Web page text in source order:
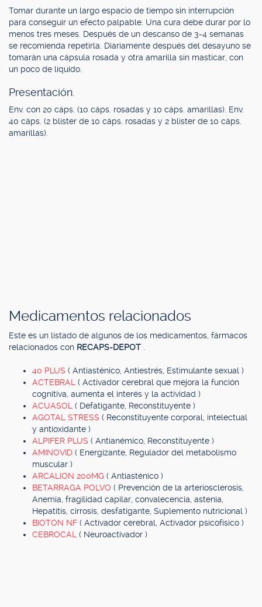
Tomar durante un largo espacio de tiempo sin interrupción
para conseguir un efecto palpable. Una cura debe durar por lo
menos tres meses. Después de un descanso de 3-4 semanas
se recomienda repetirla. Diariamente después del desayuno se
tomarán una cápsula rosada y otra amarilla sin masticar, con
un poco de líquido.
Presentación.
Env. con 20 cáps. (10 cáps. rosadas y 10 cáps. amarillas). Env.
40 cáps. (2 blíster de 10 cáps. rosadas y 2 blíster de 10 cáps.
amarillas).
Medicamentos relacionados
Este es un listado de algunos de los medicamentos, fármacos
relacionados con RECAPS-DEPOT
40 PLUS ( Antiasténico, Antiestrés, Estimulante sexual )
ACTEBRAL ( Activador cerebral que mejora la función
cognitiva, aumenta el interés y la actividad )
ACUASOL ( Defatigante, Reconstituyente )
AGOTAL STRESS ( Reconstituyente corporal, intelectual
y antioxidante )
ALPIFER PLUS ( Antianémico, Reconstituyente )
AMINOVID ( Energizante, Regulador del metabolismo
muscular )
ARCALION 200MG ( Antiasténico )
BETARRAGA POLVO ( Prevención de la arteriosclerosis,
Anemia, fragilidad capilar, convalecencia, astenia,
Hepatitis, cirrosis, desfatigante, Suplemento nutricional )
BIOTON NF ( Activador cerebral, Activador psicofísico )
CEBROCAL ( Neuroactivador )